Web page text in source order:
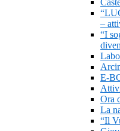
–
“I
E-
Ora
La
“Il